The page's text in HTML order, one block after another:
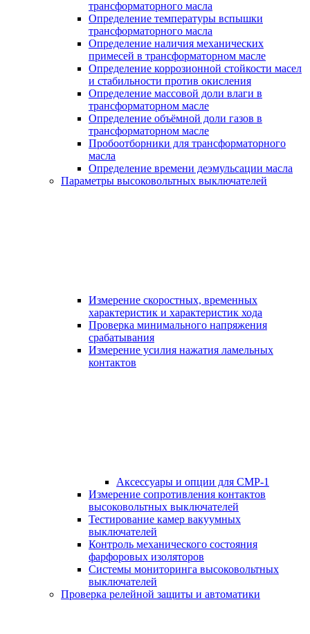
трансформаторного масла
Определение температуры вспышки
трансформаторного масла
Определение наличия механических
примесей в трансформаторном масле
Определение коррозионной стойкости масел
и стабильности против окисления
Определение массовой доли влаги в
трансформаторном масле
Определение объёмной доли газов в
трансформаторном масле
Пробоотборники для трансформаторного
масла
Определение времени деэмульсации масла
Параметры высоковольтных выключателей
Измерение скоростных, временных
характеристик и характеристик хода
Проверка минимального напряжения
срабатывания
Измерение усилия нажатия ламельных
контактов
Аксессуары и опции для СМР-1
Измерение сопротивления контактов
высоковольтных выключателей
Тестирование камер вакуумных
выключателей
Контроль механического состояния
фарфоровых изоляторов
Системы мониторинга высоковольтных
выключателей
Проверка релейной защиты и автоматики